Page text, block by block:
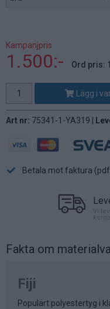
Kampanjpris
1.500:- Ord pris:
Lägg i
Art nr: 75341-1-YA319 |
Betala mot faktura
Vi
Fakta om
Fiji
Populärt polyestertyg i